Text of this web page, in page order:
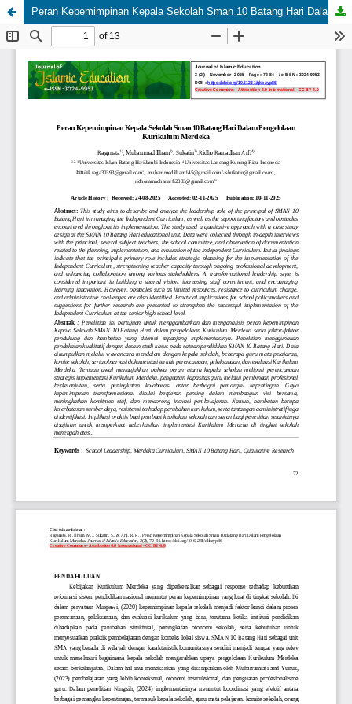
Peran Kepemimpinan Kepala Sekolah Sman 10 Batang Hari Dalam Pengelolaan Kurikulum Merdeka